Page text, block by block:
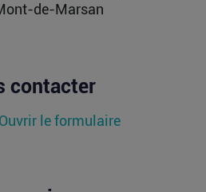
de-Marsan
contacter
Ouvrir le formulaire